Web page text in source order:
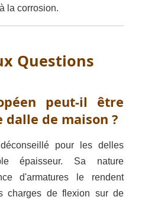
la corrosion.
Questions
peut-il être
de maison ?
pour les delles
épaisseur. Sa nature
d'armatures le rendent
charges de flexion sur de